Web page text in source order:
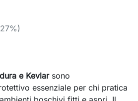
e Kevlarsono
essenziale per chi pratica